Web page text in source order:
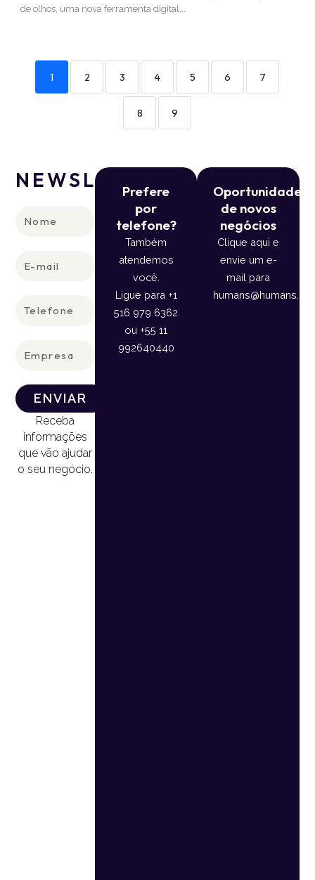
de olhos, uma nova ferramenta digital...
1 2 3 4 5 6 7
8 9
NEWSLETTER
ENVIAR
Receba
informações
que vão ajudar
o seu negócio.
Prefere
por
telefone?
Também
atendemos
você.
Ligue para +1
516 979 6362
ou +55 11
992640440
Oportunidade
de novos
negócios
Clique aqui e
envie um e-
mail para